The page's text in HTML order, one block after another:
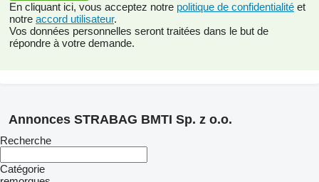
En cliquant ici, vous acceptez notre politique de confidentialité et
notre accord utilisateur.
Vos données personnelles seront traitées dans le but de
répondre à votre demande.
Annonces STRABAG BMTI Sp. z o.o.
Recherche
Catégorie